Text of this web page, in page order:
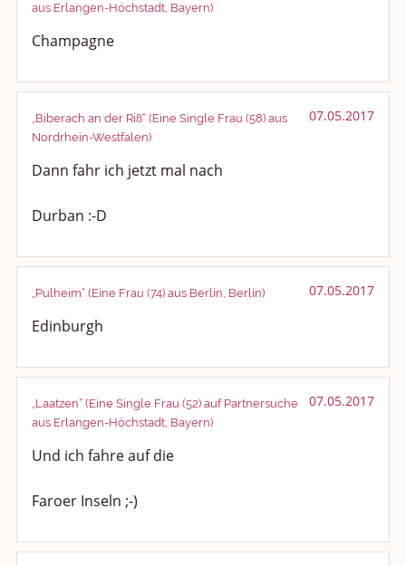
Sport & Freizeit
Medien & Showgeschäft
Spiel, Spaß und Sinnlosigkeit
Gewicht reduzieren
aus Erlangen-Höchstadt, Bayern)
Champagne
„Biberach an der Riß“ (Eine Single Frau (58) aus
Nordrhein-Westfalen)
07.05.2017
Dann fahr ich jetzt mal nach
Durban :-D
„Pulheim“ (Eine Frau (74) aus Berlin, Berlin) 07.05.2017
Edinburgh
„Laatzen“ (Eine Single Frau (52) auf Partnersuche
aus Erlangen-Höchstadt, Bayern)
07.05.2017
Und ich fahre auf die
Faroer Inseln ;-)